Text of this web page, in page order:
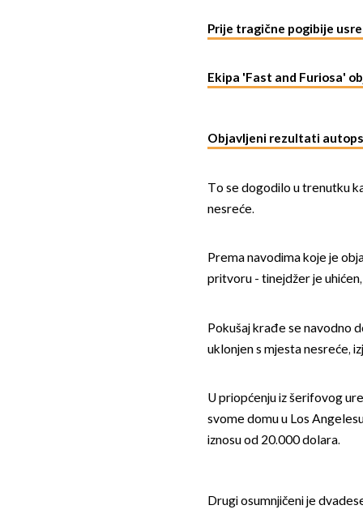
Prije tragične pogibije
Ekipa 'Fast and Furiosa'
Objavljeni rezultati
To se dogodilo u trenutku
nesreće.
Prema navodima koje je
pritvoru - tinejdžer je
Pokušaj krađe se navodno
uklonjen s mjesta nesreće,
U priopćenju iz šerifovog
svome domu u Los
iznosu od 20.000 dolara.
Drugi osumnjičeni je